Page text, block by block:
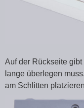
Auf der Rückseite
lange überlegen
am Schlitten